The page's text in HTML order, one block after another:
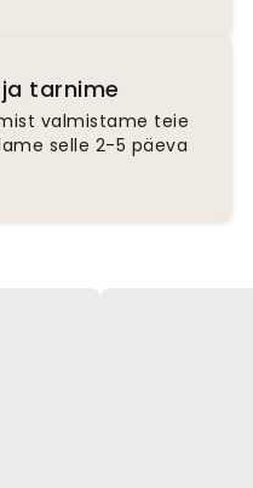
tarnime
valmistame teie
selle 2-5 päeva